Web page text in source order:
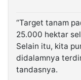
“Target tanam
25.000 hektar
Selain itu, kita
didalamnya
tandasnya.